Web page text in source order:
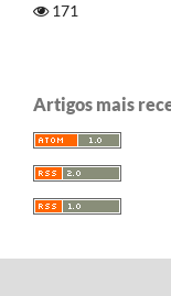
171
Artigos mais